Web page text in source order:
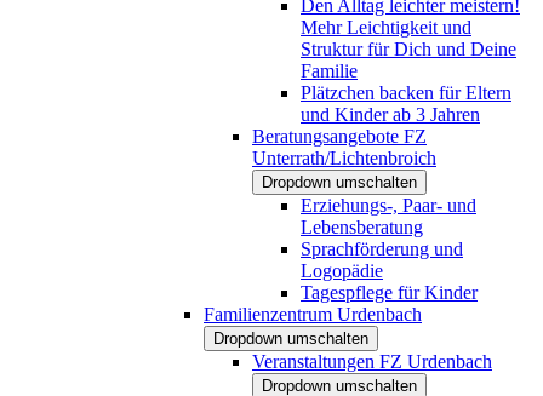
Den Alltag leichter meistern!
Mehr Leichtigkeit und
Struktur für Dich und Deine
Familie
Plätzchen backen für Eltern
und Kinder ab 3 Jahren
Beratungsangebote FZ
Unterrath/Lichtenbroich
Dropdown umschalten
Erziehungs-, Paar- und
Lebensberatung
Sprachförderung und
Logopädie
Tagespflege für Kinder
Familienzentrum Urdenbach
Dropdown umschalten
Veranstaltungen FZ Urdenbach
Dropdown umschalten